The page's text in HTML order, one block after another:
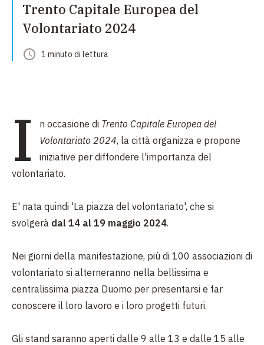
Trento Capitale Europea del
Volontariato 2024
1 minuto di lettura
I n occasione di Trento Capitale Europea del
Volontariato 2024, la città organizza e propone
iniziative per diffondere l'importanza del
volontariato.
E' nata quindi 'La piazza del volontariato', che si
svolgerà dal 14 al 19 maggio 2024.
Nei giorni della manifestazione, più di 100 associazioni di
volontariato si alterneranno nella bellissima e
centralissima piazza Duomo per presentarsi e far
conoscere il loro lavoro e i loro progetti futuri.
Gli stand saranno aperti dalle 9 alle 13 e dalle 15 alle